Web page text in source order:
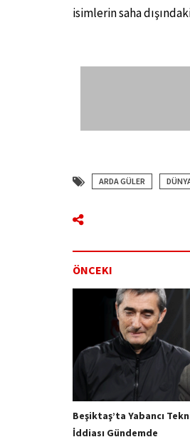
isimlerin saha
ARDA GÜLER
ÖNCEKI
Beşiktaş’ta Yabancı
İddiası Gündemde